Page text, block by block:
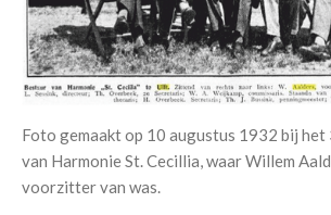
Foto gemaakt op 10 augustus 1932 bij
van Harmonie St. Cecillia, waar Willem
voorzitter van was.